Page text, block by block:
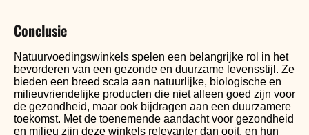
Conclusie
Natuurvoedingswinkels spelen een belangrijke rol in het
bevorderen van een gezonde en duurzame levensstijl. Ze
bieden een breed scala aan natuurlijke, biologische en
milieuvriendelijke producten die niet alleen goed zijn voor
de gezondheid, maar ook bijdragen aan een duurzamere
toekomst. Met de toenemende aandacht voor gezondheid
en milieu zijn deze winkels relevanter dan ooit, en hun